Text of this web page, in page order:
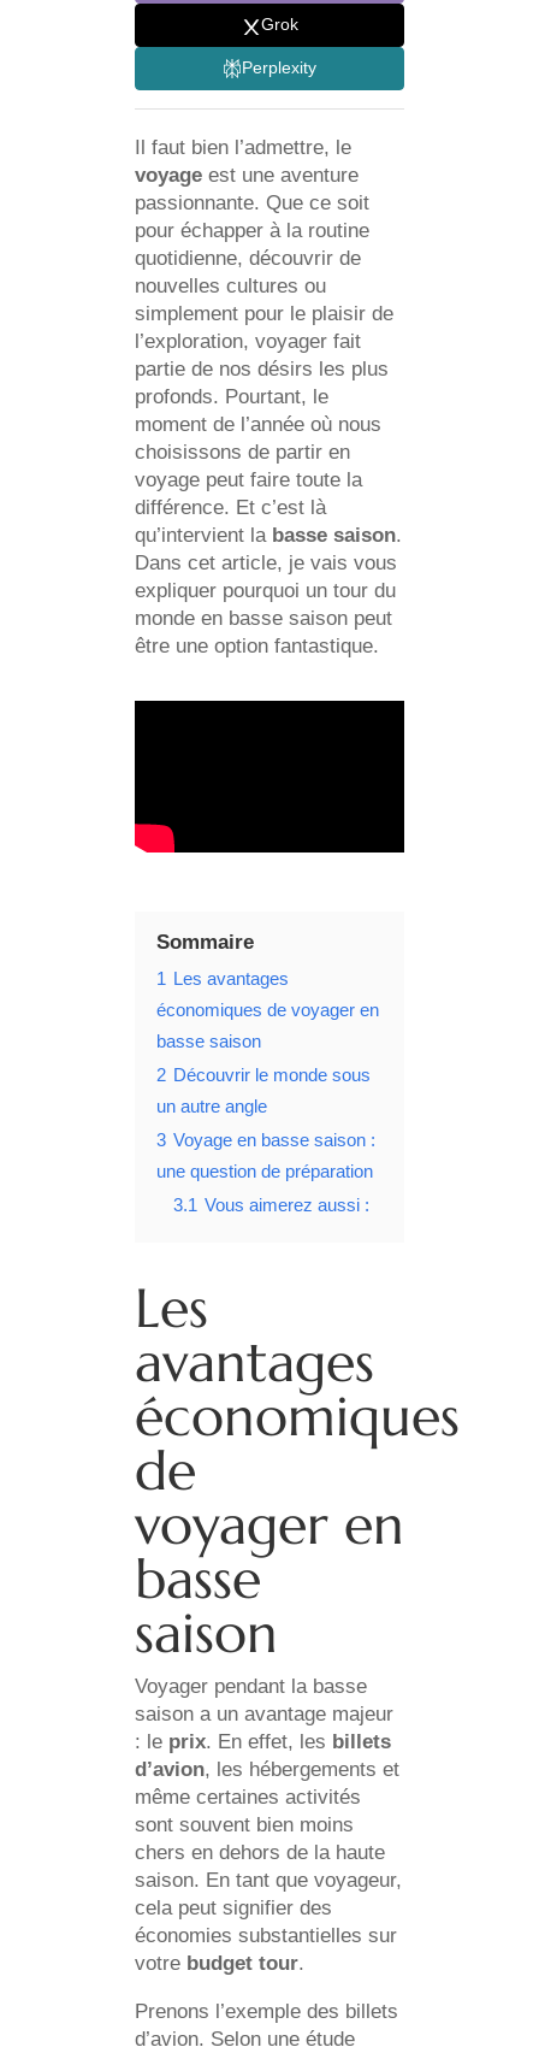
Grok
Perplexity
Il faut bien l’admettre, le
voyage est une aventure
passionnante. Que ce soit
pour échapper à la routine
quotidienne, découvrir de
nouvelles cultures ou
simplement pour le plaisir de
l’exploration, voyager fait
partie de nos désirs les plus
profonds. Pourtant, le
moment de l’année où nous
choisissons de partir en
voyage peut faire toute la
différence. Et c’est là
qu’intervient la basse saison.
Dans cet article, je vais vous
expliquer pourquoi un tour du
monde en basse saison peut
être une option fantastique.
Sommaire
1 Les avantages
économiques de voyager en
basse saison
2 Découvrir le monde sous
un autre angle
3 Voyage en basse saison :
une question de préparation
3.1 Vous aimerez aussi :
Les
avantages
économiques
de
voyager en
basse
saison
Voyager pendant la basse
saison a un avantage majeur
: le prix. En effet, les billets
d’avion, les hébergements et
même certaines activités
sont souvent bien moins
chers en dehors de la haute
saison. En tant que voyageur,
cela peut signifier des
économies substantielles sur
votre budget tour.
Prenons l’exemple des billets
d’avion. Selon une étude